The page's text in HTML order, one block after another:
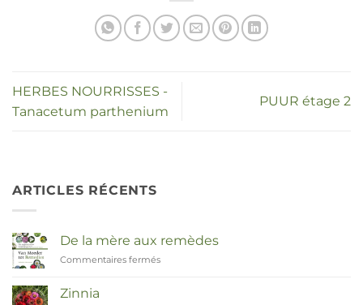
HERBES NOURRISSES -
Tanacetum parthenium
PUUR étage 2
ARTICLES RÉCENTS
De la mère aux remèdes
Commentaires fermés
Zinnia